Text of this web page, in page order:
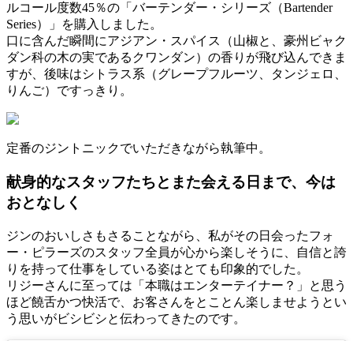
ルコール度数45％の「バーテンダー・シリーズ（Bartender
Series）」を購入しました。
口に含んだ瞬間にアジアン・スパイス（山椒と、豪州ビャク
ダン科の木の実であるクワンダン）の香りが飛び込んできま
すが、後味はシトラス系（グレープフルーツ、タンジェロ、
りんご）ですっきり。
定番のジントニックでいただきながら執筆中。
献身的なスタッフたちとまた会える日まで、今は
おとなしく
ジンのおいしさもさることながら、私がその日会ったフォ
ー・ピラーズのスタッフ全員が心から楽しそうに、自信と誇
りを持って仕事をしている姿はとても印象的でした。
リジーさんに至っては「本職はエンターテイナー？」と思う
ほど饒舌かつ快活で、お客さんをとことん楽しませようとい
う思いがビシビシと伝わってきたのです。